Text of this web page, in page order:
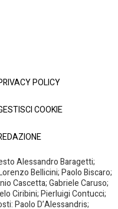
POLICY
COOKIE
Alessandro Baragetti;
Bellicini; Paolo Biscaro;
Cascetta; Gabriele Caruso;
Ciribini; Pierluigi Contucci;
Paolo D’Alessandris;